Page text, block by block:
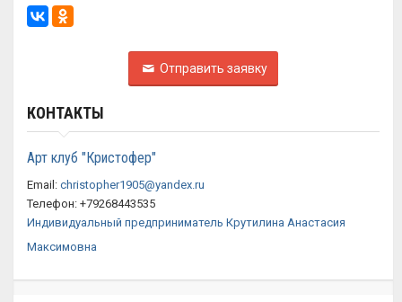
Отправить заявку
КОНТАКТЫ
Арт клуб "Кристофер"
Email: christopher1905@yandex.ru
Телефон: +79268443535
Индивидуальный предприниматель Крутилина Анастасия
Максимовна